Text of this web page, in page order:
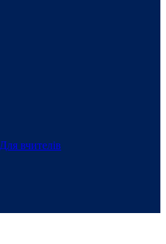
Для вчителів